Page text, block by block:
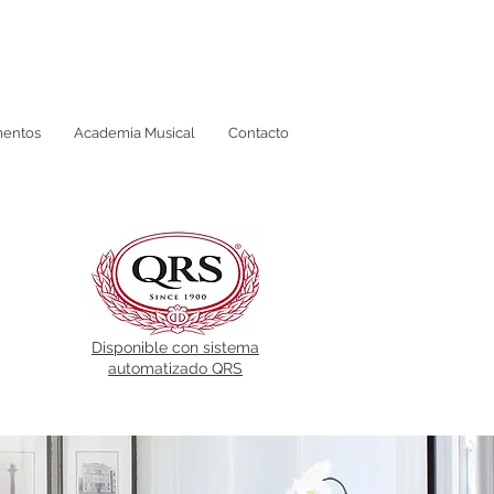
Academia Musical Contacto
Disponible con sistema
automatizado QRS